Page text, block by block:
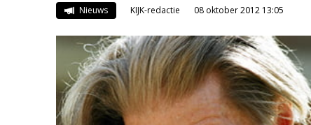
Nieuws KIJK-redactie 08 oktober 2012 13:05